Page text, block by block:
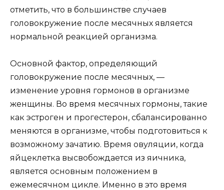
отметить, что в большинстве случаев
головокружение после месячных является
нормальной реакцией организма.
Основной фактор, определяющий
головокружение после месячных, —
изменение уровня гормонов в организме
женщины. Во время месячных гормоны, такие
как эстроген и прогестерон, сбалансированно
меняются в организме, чтобы подготовиться к
возможному зачатию. Время овуляции, когда
яйцеклетка высвобождается из яичника,
является основным положением в
ежемесячном цикле. Именно в это время